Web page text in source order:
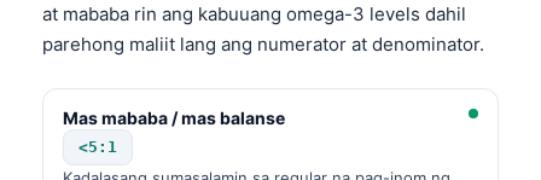
at mababa rin ang kabuuang omega-3 levels dahil
parehong maliit lang ang numerator at denominator.
Mas mababa / mas balanse
<5:1